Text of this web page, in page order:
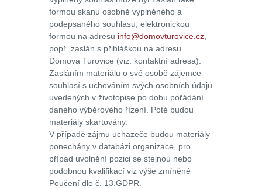
formou skanu osobně vyplněného a
podepsaného souhlasu, elektronickou
formou na adresu info@domovturovice.cz
popř. zaslán s přihláškou na adresu
Domova Turovice (viz. kontaktní adresa).
Zasláním materiálu o své osobě zájemce
souhlasí s uchováním svých osobních údajů
uvedených v životopise po dobu pořádání
daného výběrového řízení. Poté budou
materiály skartovány.
V případě zájmu uchazeče budou materiály
ponechány v databázi organizace, pro
případ uvolnění pozici se stejnou nebo
podobnou kvalifikací viz výše zmíněné
Poučení dle č. 13.GDPR.